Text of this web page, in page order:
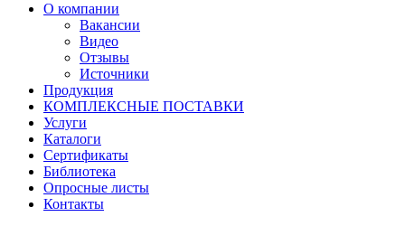
О компании
Вакансии
Видео
Отзывы
Источники
Продукция
КОМПЛЕКСНЫЕ ПОСТАВКИ
Услуги
Каталоги
Сертификаты
Библиотека
Опросные листы
Контакты